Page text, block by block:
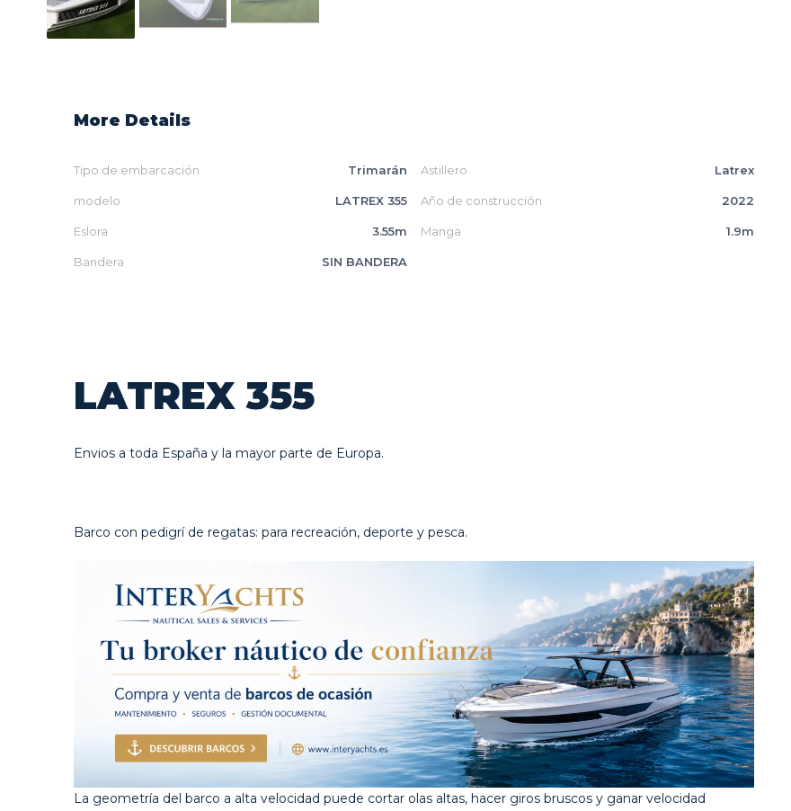
More Details
Tipo de embarcación Trimarán Astillero Latrex
modelo LATREX 355 Año de construcción 2022
Eslora 3.55m Manga 1.9m
Bandera SIN BANDERA
LATREX 355
Envios a toda España y la mayor parte de Europa.
Barco con pedigrí de regatas: para recreación, deporte y pesca.
La geometría del barco a alta velocidad puede cortar olas altas, hacer giros bruscos y ganar velocidad